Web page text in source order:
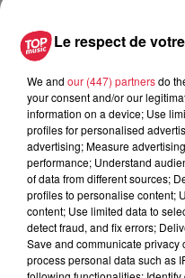
Tags
6 août
Au zoo
avec
Le respect de
We and our (447) partnersdo
your consent and/or our
information on a device; Use
profiles for personalised
advertising; Measure
performance; Understand
of data from different sources;
profiles to personalise content;
content; Use limited data to
detect fraud, and fix errors;
Save and communicate
process personal data such as